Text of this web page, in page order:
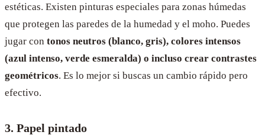
estéticas. Existen pinturas especiales para zonas húmedas
que protegen las paredes de la humedad y el moho. Puedes
jugar con tonos neutros (blanco, gris), colores intensos
(azul intenso, verde esmeralda) o incluso crear contrastes
geométricos. Es lo mejor si buscas un cambio rápido pero
efectivo.
3. Papel pintado